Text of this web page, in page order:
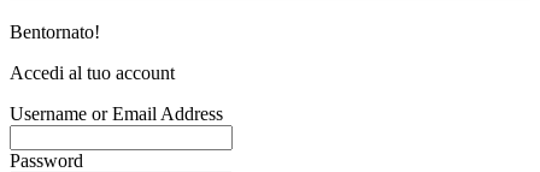
Bentornato!
Accedi al tuo account
Username or Email Address
Password